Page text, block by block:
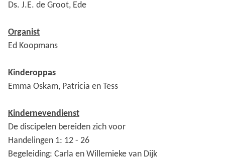
Ds. J.E. de Groot, Ede
Organist
Ed Koopmans
Kinderoppas
Emma Oskam, Patricia en Tess
Kindernevendienst
De discipelen bereiden zich voor
Handelingen 1: 12 - 26
Begeleiding: Carla en Willemieke van Dijk